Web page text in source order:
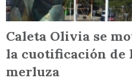
Caleta Olivia se
la cuotificación de
merluza